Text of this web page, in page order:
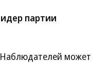
партии
может